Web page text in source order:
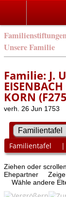
Unsere Familie
Familie: J.
KORN
verh. 26 Jun 1753
Familientafel
Ziehen oder
Ehepartner
Wähle andere